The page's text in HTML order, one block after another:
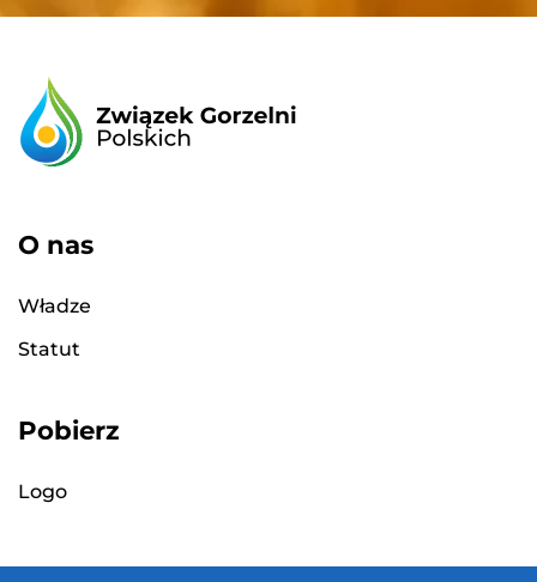
O nas
Władze
Statut
Pobierz
Logo